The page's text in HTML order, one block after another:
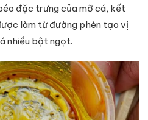
đặc trưng của mỡ cá, kết
làm từ đường phèn tạo vị
nhiều bột ngọt.